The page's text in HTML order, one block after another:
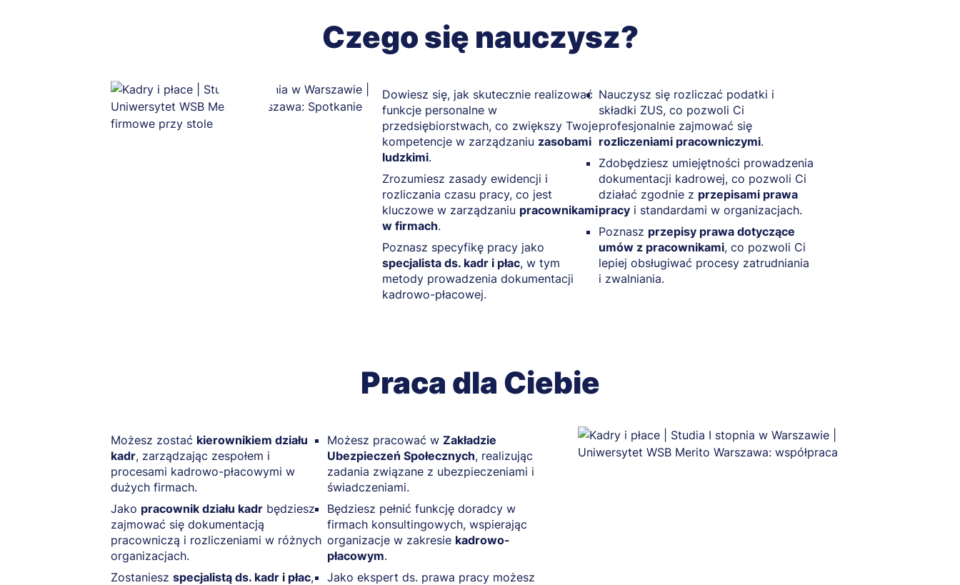
Czego się nauczysz?
Dowiesz się, jak skutecznie realizować
funkcje personalne w
przedsiębiorstwach, co zwiększy Twoje
kompetencje w zarządzaniu zasobami
ludzkimi.
Zrozumiesz zasady ewidencji i
rozliczania czasu pracy, co jest
kluczowe w zarządzaniu pracownikami
w firmach.
Poznasz specyfikę pracy jako
specjalista ds. kadr i płac, w tym
metody prowadzenia dokumentacji
kadrowo-płacowej.
Nauczysz się rozliczać podatki i
składki ZUS, co pozwoli Ci
profesjonalnie zajmować się
rozliczeniami pracowniczymi.
⁠Zdobędziesz umiejętności prowadzenia
dokumentacji kadrowej, co pozwoli Ci
działać zgodnie z przepisami prawa
pracy i standardami w organizacjach.
Poznasz przepisy prawa dotyczące
umów z pracownikami, co pozwoli Ci
lepiej obsługiwać procesy zatrudniania
i zwalniania.
Praca dla Ciebie
Możesz zostać kierownikiem działu
kadr, zarządzając zespołem i
procesami kadrowo-płacowymi w
dużych firmach.
Jako pracownik działu kadr będziesz
zajmować się dokumentacją
pracowniczą i rozliczeniami w różnych
organizacjach.
Zostaniesz specjalistą ds. kadr i płac,
Możesz pracować w Zakładzie
Ubezpieczeń Społecznych, realizując
zadania związane z ubezpieczeniami i
świadczeniami.
Będziesz pełnić funkcję doradcy w
firmach konsultingowych, wspierając
organizacje w zakresie kadrowo-
płacowym.
Jako ekspert ds. prawa pracy możesz